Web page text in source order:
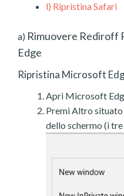
l) Ripristina Safari
a) Rimuovere Rediroff
Edge
Ripristina Microsoft
Apri Microsoft
Premi Altro
dello schermo (i